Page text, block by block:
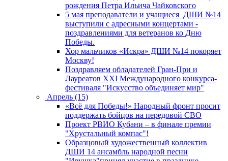
рождения Петра Ильича Чайковского
5 мая преподаватели и учащиеся ДШИ №14
выступили с адресными концертами -
поздравлениями для ветеранов ко Дню
Победы.
Хор мальчиков «Искра» ДШИ №14 покоряет
Москву!
Поздравляем обладателей Гран-При и
Лауреатов XXI Международного конкурса-
фестиваля "Искусство объединяет мир"
Апрель (15)
«Всё для Победы!» Народный фронт просит
поддержать бойцов на передовой СВО
Проект РВИО Кубани – в финале премии
"Хрустальный компас"!
Образцовый художественный коллектив
ДШИ 14 ансамбль народной песни